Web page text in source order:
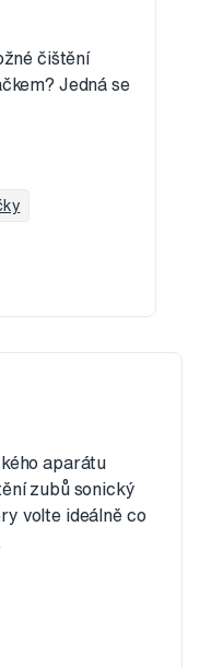
čištění
Jedná se
aparátu
zubů sonický
volte ideálně co